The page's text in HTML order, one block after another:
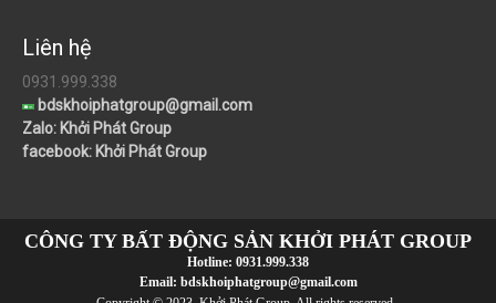
Liên hệ
0931.999.338
bdskhoiphatgroup@gmail.com
Zalo: Khởi Phát Group
facebook: Khởi Phát Group
CÔNG TY BẤT ĐỘNG SẢN KHỞI PHÁT GROUP
Hotline: 0931.999.338
Email: bdskhoiphatgroup@gmail.com